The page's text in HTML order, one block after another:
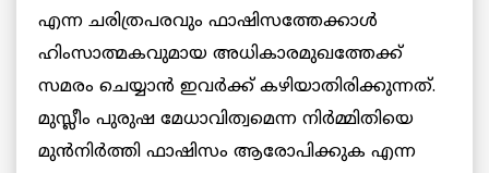
എന്ന ചരിത്രപരവും ഫാഷിസത്തേക്കാള്‍
ഹിംസാത്മകവുമായ അധികാരമുഖത്തേക്ക്
സമരം ചെയ്യാന്‍ ഇവര്‍ക്ക് കഴിയാതിരിക്കുന്നത്.
മുസ്ലീം പുരുഷ മേധാവിത്വമെന്ന നിര്‍മ്മിതിയെ
മുന്‍നിര്‍ത്തി ഫാഷിസം ആരോപിക്കുക എന്ന